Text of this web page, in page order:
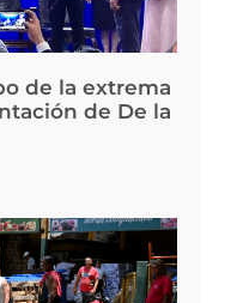
de la extrema
de De la